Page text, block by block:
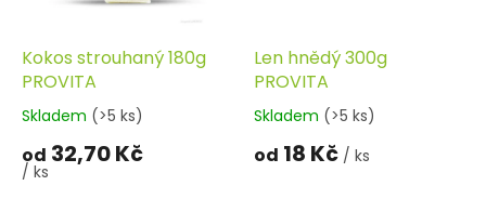
Kokos strouhaný 180g
PROVITA
Skladem (>5 ks)
od 32,70 Kč
/ ks
Len hnědý 300g
PROVITA
Skladem (>5 ks)
od 18 Kč / ks